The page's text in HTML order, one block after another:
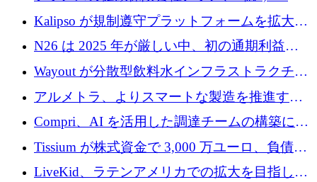
ユーロの資金調達ラウンドで合意
Kalipso が規制遵守プラットフォームを拡大す
るために 320 万ドルを調達
N26 は 2025 年が厳しい中、初の通期利益を
達成
Wayout が分散型飲料水インフラストラクチャ
プラットフォームを拡張するために 242 万ユ
ーロを調達
アルメトラ、よりスマートな製造を推進する
ためにシリーズ A で 1,630 万ユーロを確保
Compri、AI を活用した調達チームの構築に
320 万ユーロを確保
Tissium が株式資金で 3,000 万ユーロ、負債で
3,000 万ユーロを調達
LiveKid、ラテンアメリカでの拡大を目指して